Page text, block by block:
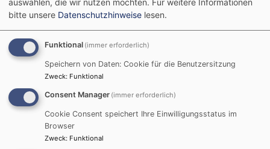
mit seiner Ehefrau 1364 einen Brief an den Rat der
Stadt geschrieben mit dem Willen, den Rat der Stadt
zum Verwalter zu bestellen. Der Rat sollte jeweils den
Pfleger ernennen. In dem Brief betont er weiter seine
volle Geschäftsfähigkeit, „mit gesundten Leib,
verdachten mut und mit guter vorbereitung“. Er dachte
hier wohl vor allem an mögliche Erbstreitigkeiten.
Etwa acht Jahre nach der urkundlichen Erwähnung des
Pilgerspitals wurde im Jahr 1362 die zum Spital
gehörende Kapelle zum Heiligen Kreuz in einem
auswählen, die wir nutzen möchten. Für weitere Informationen
bitte unsere Datenschutzhinweise lesen.
Funktional (immer erforderlich)
Speichern von Daten: Cookie für die Benutzersitzung
Zweck: Funktional
Consent Manager (immer erforderlich)
Cookie Consent speichert Ihre Einwilligungsstatus im
Browser
Zweck: Funktional